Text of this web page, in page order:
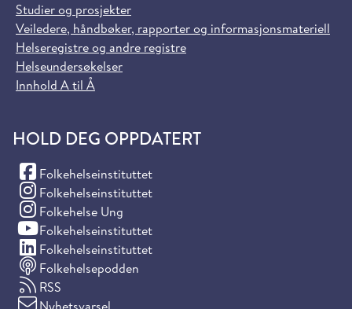
Studier og prosjekter
Veiledere, håndbøker, rapporter og informasjonsmateriell
Helseregistre og andre registre
Helseundersøkelser
Innhold A til Å
HOLD DEG OPPDATERT
Folkehelseinstituttet
(Facebook)
Folkehelseinstituttet
(Instagram)
Folkehelse Ung
(Instagram)
Folkehelseinstituttet
(YouTube)
Folkehelseinstituttet
(LinkedIn)
Folkehelsepodden
RSS